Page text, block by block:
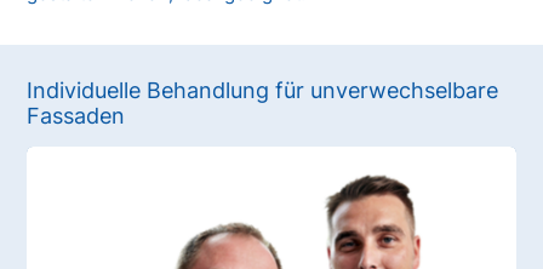
Individuelle Behandlung für unverwechselbare
Fassaden